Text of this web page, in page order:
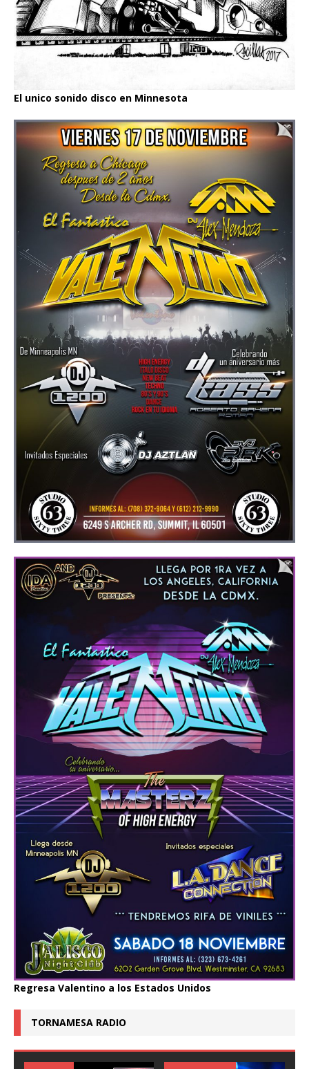
El unico sonido disco en Minnesota
Regresa Valentino a los Estados Unidos
TORNAMESA RADIO